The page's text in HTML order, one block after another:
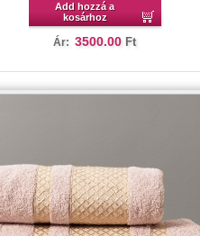
Add hozzá a
kosárhoz
Ár: 3500.00 Ft